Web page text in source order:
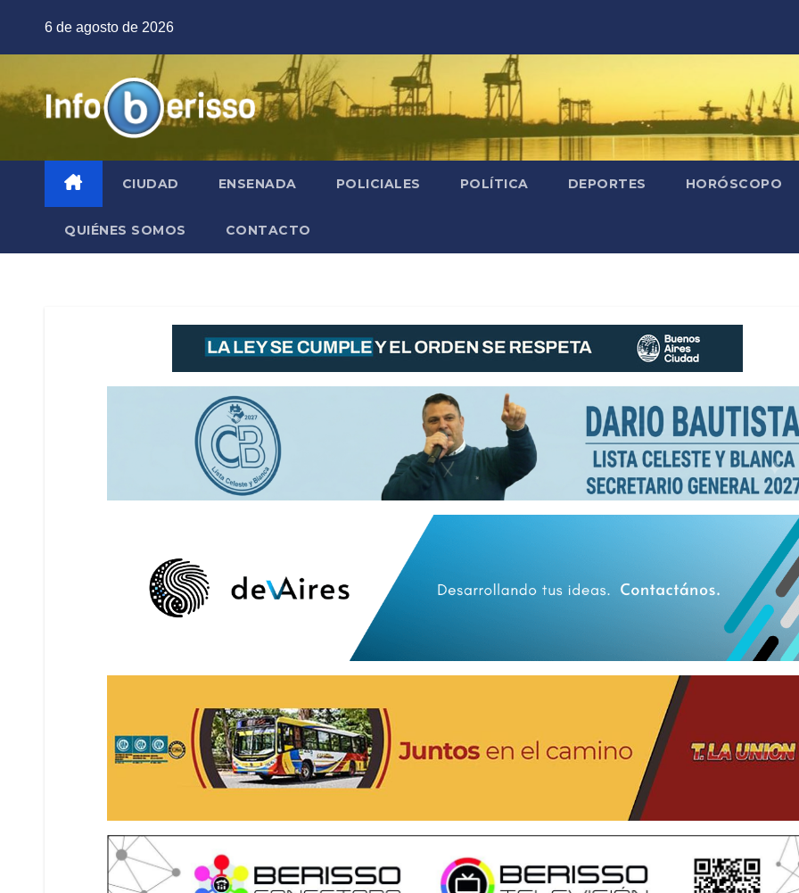
6 de agosto de 2026
CIUDAD ENSENADA POLICIALES POLÍTICA DEPORTES HORÓSCOPO
QUIÉNES SOMOS CONTACTO